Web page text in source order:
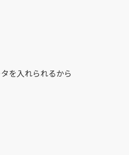
を入れられるから